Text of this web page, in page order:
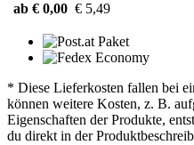
ab € 0,00 € 5,49
* Diese Lieferkosten fallen bei
können weitere Kosten, z. B.
Eigenschaften der Produkte,
du direkt in der